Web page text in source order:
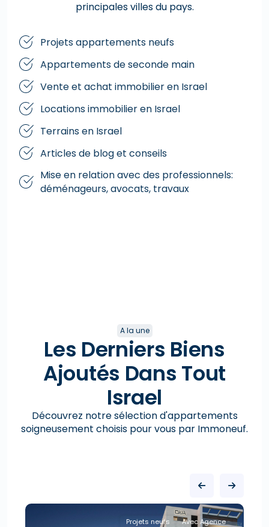
principales villes du pays.
Projets appartements neufs
Appartements de seconde main
Vente et achat immobilier en Israel
Locations immobilier en Israel
Terrains en Israel
Articles de blog et conseils
Mise en relation avec des professionnels:
déménageurs, avocats, travaux
A la une
Les Derniers Biens
Ajoutés Dans Tout
Israel
Découvrez notre sélection d'appartements
soigneusement choisis pour vous par Immoneuf.
Projets neufs Avec Agence